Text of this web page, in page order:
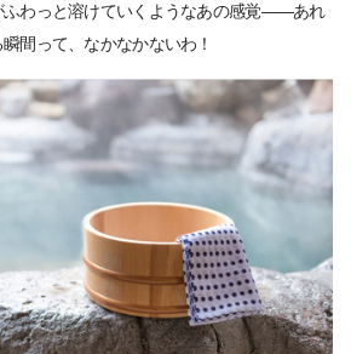
ふわっと溶けていくようなあの感覚――あれ
間って、なかなかないわ！